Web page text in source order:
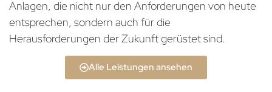
Anlagen, die nicht nur den Anforderungen von heute
entsprechen, sondern auch für die
Herausforderungen der Zukunft gerüstet sind.
Alle Leistungen ansehen